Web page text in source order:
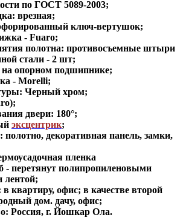
по ГОСТ 5089-2003;
врезная;
ключ-вертушок;
- Fuaro;
полотна: противосъемные штыри
стали - 2 шт;
опорном подшипнике;
- Morelli;
Черный хром;
;
двери: 180°;
эксцентрик;
полотно, декоративная панель, замки,
пленка
- перетянут полипропиленовыми
лентой;
в квартиру, офис; в качестве второй
дом. дачу, офис;
Россия, г. Йошкар Ола.